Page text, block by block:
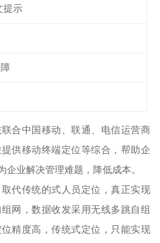
提示
合中国移动、联通、电信运营商
供移动终端定位等综合，帮助企
业解决管理难题，降低成本。
代传统的式人员定位，真正实现
网，数据收发采用无线多跳自组
精度高，传统式定位，只能实现